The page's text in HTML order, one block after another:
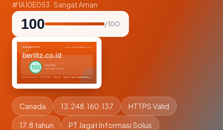
#1A10E053 · Sangat Aman
100 / 100
Canada 13.248.160.137 HTTPS Valid
17.8 tahun PT Jagat Informasi Solus